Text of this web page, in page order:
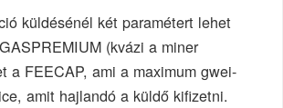
küldésénél két paramétert lehet
(kvázi a miner
a FEECAP, ami a maximum gwei-
amit hajlandó a küldő kifizetni.